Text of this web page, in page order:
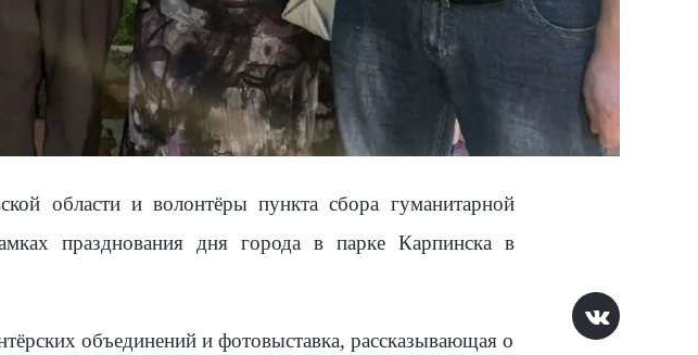
области и волонтёры пункта сбора гуманитарной
празднования дня города в парке Карпинска в
объединений и фотовыставка, рассказывающая о